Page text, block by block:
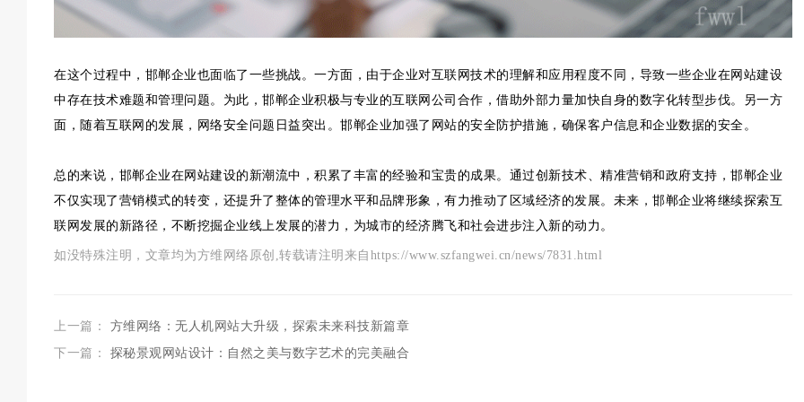
在这个过程中，邯郸企业也面临了一些挑战。一方面，由于企业对互联网技术的理解和应用程度不同，导致一些企业在网站建设
中存在技术难题和管理问题。为此，邯郸企业积极与专业的互联网公司合作，借助外部力量加快自身的数字化转型步伐。另一方
面，随着互联网的发展，网络安全问题日益突出。邯郸企业加强了网站的安全防护措施，确保客户信息和企业数据的安全。
总的来说，邯郸企业在网站建设的新潮流中，积累了丰富的经验和宝贵的成果。通过创新技术、精准营销和政府支持，邯郸企业
不仅实现了营销模式的转变，还提升了整体的管理水平和品牌形象，有力推动了区域经济的发展。未来，邯郸企业将继续探索互
联网发展的新路径，不断挖掘企业线上发展的潜力，为城市的经济腾飞和社会进步注入新的动力。
如没特殊注明，文章均为方维网络原创,转载请注明来自https://www.szfangwei.cn/news/7831.html
上一篇： 方维网络：无人机网站大升级，探索未来科技新篇章
下一篇： 探秘景观网站设计：自然之美与数字艺术的完美融合